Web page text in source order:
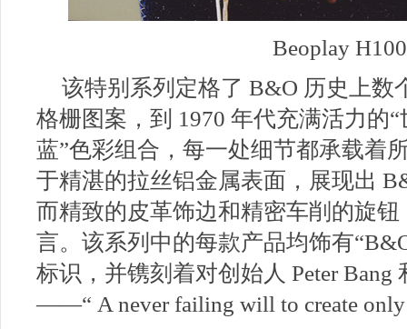
Beoplay
该特别系列定格了 B&O 历史上数
格栅图案，到 1970 年代充满活力的
蓝”色彩组合，每一处细节都承载着
于精湛的拉丝铝金属表面，展现出
而精致的皮革饰边和精密车削的旋
言。该系列中的每款产品均饰有
标识，并镌刻着对创始人 Peter Bang
——“ A never failing will to create only